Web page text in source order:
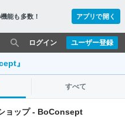
能も多数！ アプリで開く
ユーザー登録
ログイン
』
すべて
ョップ - BoConsept